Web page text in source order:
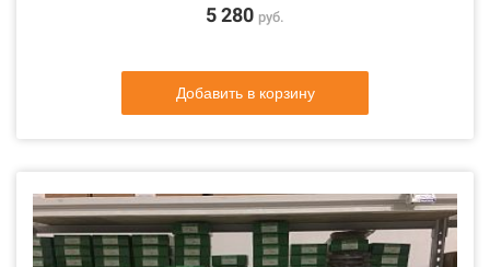
5 280 руб.
Добавить в корзину